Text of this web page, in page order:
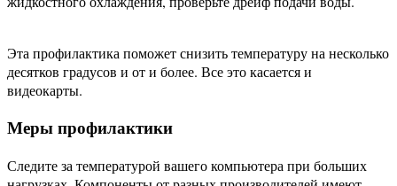
Эта профилактика поможет снизить температуру на несколько
десятков градусов и от и более. Все это касается и
видеокарты.
Меры профилактики
Следите за температурой вашего компьютера при больших